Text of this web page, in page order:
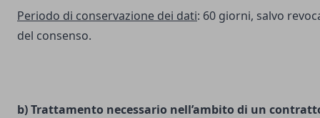
Periodo di conservazione dei dati: 60 giorni, salvo
del consenso.
b) Trattamento necessario nell’ambito di un